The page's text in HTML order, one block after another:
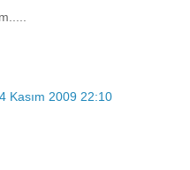
Kasım 2009 22:10